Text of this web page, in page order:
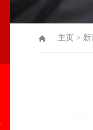
主页 >